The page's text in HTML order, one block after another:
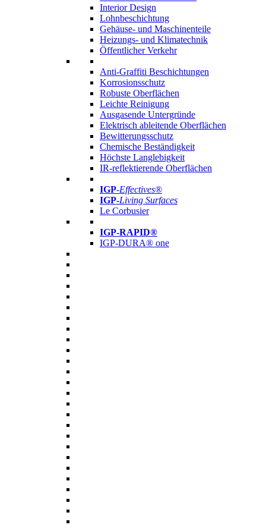
Interior Design
Lohnbeschichtung
Gehäuse- und Maschinenteile
Heizungs- und Klimatechnik
Öffentlicher Verkehr
Anti-Graffiti Beschichtungen
Korrosionsschutz
Robuste Oberflächen
Leichte Reinigung
Ausgasende Untergründe
Elektrisch ableitende Oberflächen
Bewitterungsschutz
Chemische Beständigkeit
Höchste Langlebigkeit
IR-reflektierende Oberflächen
IGP-Effectives®
IGP-Living Surfaces
Le Corbusier
IGP-RAPID®
IGP-DURA® one